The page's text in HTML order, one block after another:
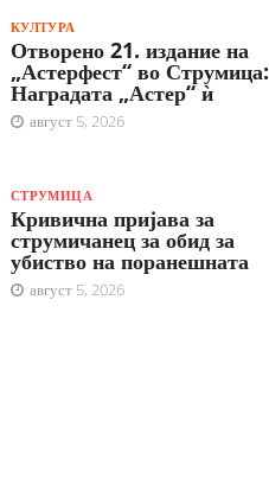
КУЛТУРА
Отворено 21. издание на
„Астерфест“ во Струмица:
Наградата „Астер“ ѝ
август 5, 2026
СТРУМИЦА
Кривична пријава за
струмичанец за обид за
убиство на поранешната
август 5, 2026